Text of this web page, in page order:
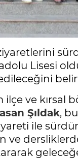
Lisesi
ilçe ve kırsal
Şıldak,
ile
ve
geleceğe